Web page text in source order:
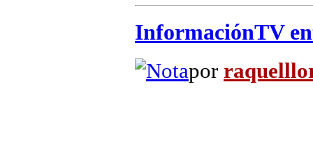
InformaciónTV
por